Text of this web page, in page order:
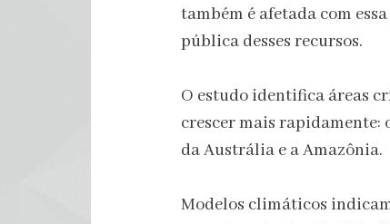
também é afetada com
pública desses recursos.
O estudo identifica áreas
crescer mais rapidamente:
da Austrália e a Amazônia.
Modelos climáticos